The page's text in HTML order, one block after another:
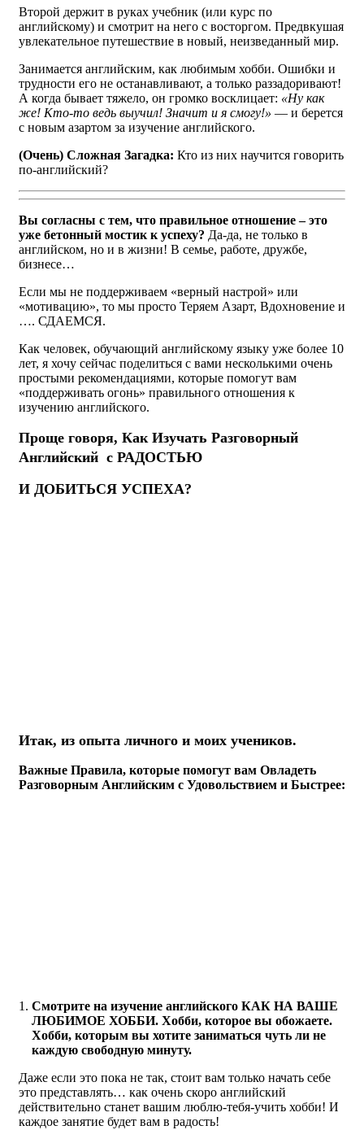
Второй держит в руках учебник (или курс по
английскому) и смотрит на него с восторгом. Предвкушая
увлекательное путешествие в новый, неизведанный мир.
Занимается английским, как любимым хобби. Ошибки и
трудности его не останавливают, а только раззадоривают!
А когда бывает тяжело, он громко восклицает: «Ну как
же! Кто-то ведь выучил! Значит и я смогу!» — и берется
с новым азартом за изучение английского.
(Очень) Сложная Загадка: Кто из них научится говорить
по-английский?
Вы согласны с тем, что правильное отношение – это
уже бетонный мостик к успеху? Да-да, не только в
английском, но и в жизни! В семье, работе, дружбе,
бизнесе…
Если мы не поддерживаем «верный настрой» или
«мотивацию», то мы просто Теряем Азарт, Вдохновение и
…. СДАЕМСЯ.
Как человек, обучающий английскому языку уже более 10
лет, я хочу сейчас поделиться с вами несколькими очень
простыми рекомендациями, которые помогут вам
«поддерживать огонь» правильного отношения к
изучению английского.
Проще говоря, Как Изучать Разговорный
Английский с РАДОСТЬЮ
И ДОБИТЬСЯ УСПЕХА?
Итак, из опыта личного и моих учеников.
Важные Правила, которые помогут вам Овладеть
Разговорным Английским с Удовольствием и Быстрее:
Смотрите на изучение английского КАК НА ВАШЕ
ЛЮБИМОЕ ХОББИ. Хобби, которое вы обожаете.
Хобби, которым вы хотите заниматься чуть ли не
каждую свободную минуту.
Даже если это пока не так, стоит вам только начать себе
это представлять… как очень скоро английский
действительно станет вашим люблю-тебя-учить хобби! И
каждое занятие будет вам в радость!